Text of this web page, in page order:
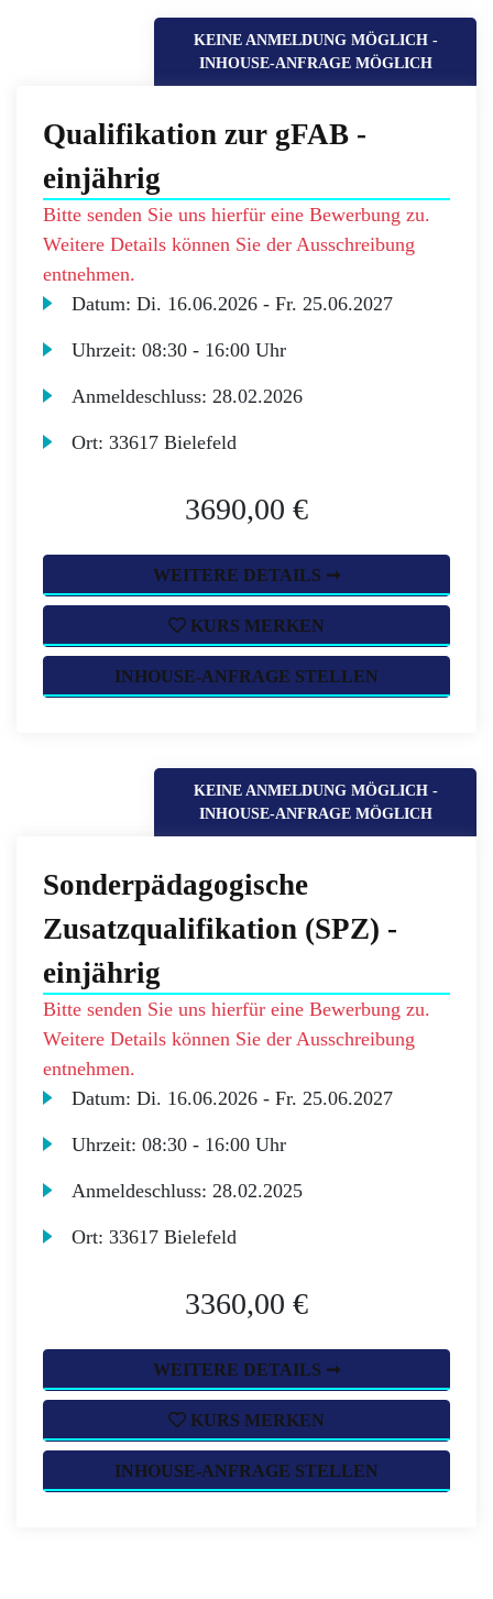
KEINE ANMELDUNG MÖGLICH -
INHOUSE-ANFRAGE MÖGLICH
Qualifikation zur gFAB -
einjährig
Bitte senden Sie uns hierfür eine Bewerbung zu.
Weitere Details können Sie der Ausschreibung
entnehmen.
Datum:Di. 16.06.2026 -Fr. 25.06.2027
Uhrzeit:08:30 - 16:00 Uhr
Anmeldeschluss:28.02.2026
Ort:33617 Bielefeld
3690,00 €
WEITERE DETAILS ➞
KURS MERKEN
INHOUSE-ANFRAGE STELLEN
KEINE ANMELDUNG MÖGLICH -
INHOUSE-ANFRAGE MÖGLICH
Sonderpädagogische
Zusatzqualifikation (SPZ) -
einjährig
Bitte senden Sie uns hierfür eine Bewerbung zu.
Weitere Details können Sie der Ausschreibung
entnehmen.
Datum:Di. 16.06.2026 -Fr. 25.06.2027
Uhrzeit:08:30 - 16:00 Uhr
Anmeldeschluss:28.02.2025
Ort:33617 Bielefeld
3360,00 €
WEITERE DETAILS ➞
KURS MERKEN
INHOUSE-ANFRAGE STELLEN